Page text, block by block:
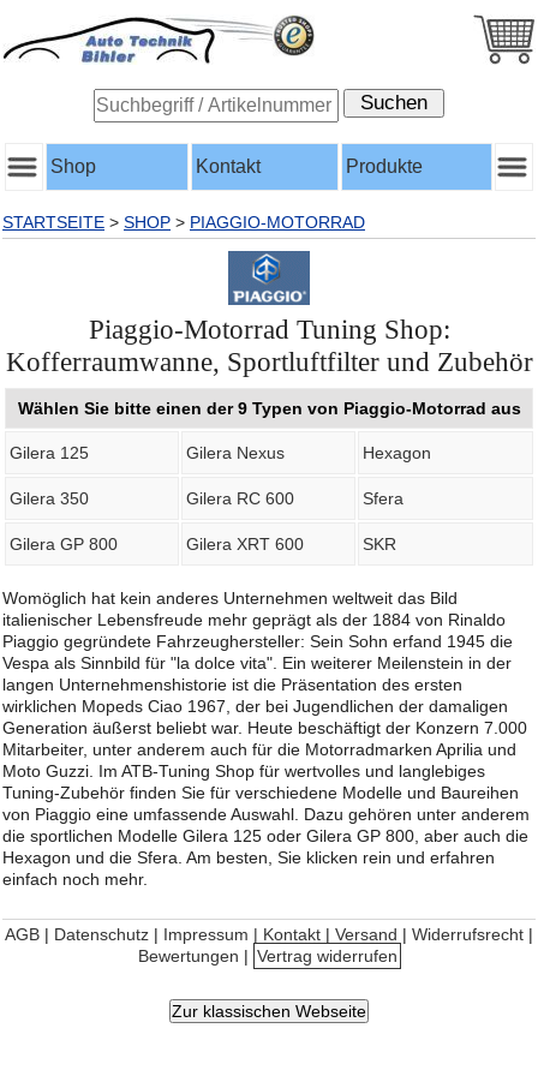
Shop Kontakt Produkte
STARTSEITE > SHOP > PIAGGIO-MOTORRAD
Piaggio-Motorrad Tuning Shop:
Kofferraumwanne, Sportluftfilter und Zubehör
Wählen Sie bitte einen der 9 Typen von Piaggio-Motorrad aus
Gilera 125 Gilera Nexus Hexagon
Gilera 350 Gilera RC 600 Sfera
Gilera GP 800 Gilera XRT 600 SKR
Womöglich hat kein anderes Unternehmen weltweit das Bild
italienischer Lebensfreude mehr geprägt als der 1884 von Rinaldo
Piaggio gegründete Fahrzeughersteller: Sein Sohn erfand 1945 die
Vespa als Sinnbild für "la dolce vita". Ein weiterer Meilenstein in der
langen Unternehmenshistorie ist die Präsentation des ersten
wirklichen Mopeds Ciao 1967, der bei Jugendlichen der damaligen
Generation äußerst beliebt war. Heute beschäftigt der Konzern 7.000
Mitarbeiter, unter anderem auch für die Motorradmarken Aprilia und
Moto Guzzi. Im ATB-Tuning Shop für wertvolles und langlebiges
Tuning-Zubehör finden Sie für verschiedene Modelle und Baureihen
von Piaggio eine umfassende Auswahl. Dazu gehören unter anderem
die sportlichen Modelle Gilera 125 oder Gilera GP 800, aber auch die
Hexagon und die Sfera. Am besten, Sie klicken rein und erfahren
einfach noch mehr.
AGB | Datenschutz | Impressum | Kontakt | Versand | Widerrufsrecht |
Bewertungen | Vertrag widerrufen